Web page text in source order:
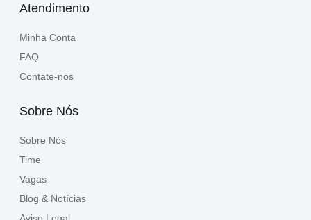
Atendimento
Minha Conta
FAQ
Contate-nos
Sobre Nós
Sobre Nós
Time
Vagas
Blog & Notícias
Aviso Legal